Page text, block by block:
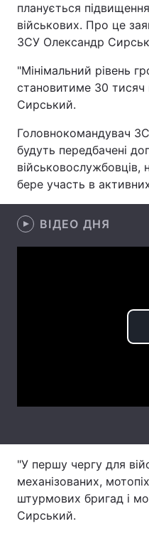
Економіка
Спорт
Техно і зв'язок
Зброя
Здоров'я
Цікавинки
Лонгріди
планується
військових. Про це
ЗСУ Олександр
"Мінімальний рівень
становитиме 30 тисяч
Сирський.
Головнокомандувач
будуть передбачені
бере участь в
ВІДЕО ДНЯ
"У першу чергу для
механізованих,
штурмових бригад і
Сирський.